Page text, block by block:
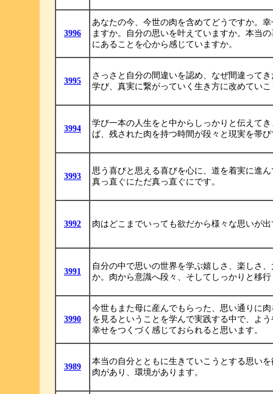
3996
あなたの今、今世の肉を含めてどうですか。
ますか。自分の思いを叶えていますか。本当
にあることを心から感じていますか。
3995
さっさと自分の間違いを認め、なぜ間違って
学び、真実に繋がっていく生き方に改めていこ
3994
学び一本の人生をと中からしっかりと伝えて
ば、残された肉を持つ時間が段々と現実を帯
3993
思う喜びと思える喜びを心に、道を着実に進
真っ直ぐにただ真っ直ぐにです。
3992 肉はどこまでいっても欲だから様々な思いが
3991
自分の中で思いの世界を学ぶ嬉しさ、楽しさ
か。肉から意識へ段々、そしてしっかりと移
3990
今世もまた母に産んでもらった、思い通りに
を見るということを学んで実践する中で、よ
幸せをつくづく感じておられると思います。
3989
本当の自分とともに生きていこうとする思い
肉があり、環境があります。